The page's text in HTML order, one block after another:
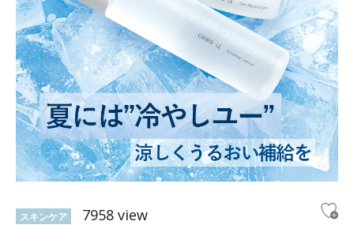
スキンケア 7958 view